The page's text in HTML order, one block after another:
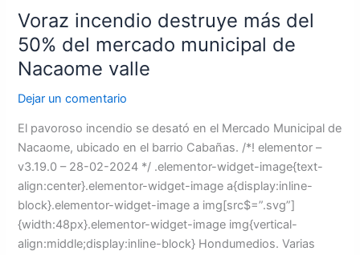
Voraz incendio destruye más del
50% del mercado municipal de
Nacaome valle
Dejar un comentario
El pavoroso incendio se desató en el Mercado Municipal de
Nacaome, ubicado en el barrio Cabañas. /*! elementor –
v3.19.0 – 28-02-2024 */ .elementor-widget-image{text-
align:center}.elementor-widget-image a{display:inline-
block}.elementor-widget-image a img[src$=”.svg”]
{width:48px}.elementor-widget-image img{vertical-
align:middle;display:inline-block} Hondumedios. Varias
valle